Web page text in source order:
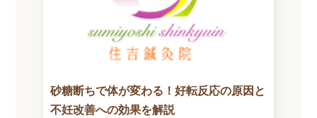
砂糖断ちで体が変わる！好転反応の原因と
不妊改善への効果を解説